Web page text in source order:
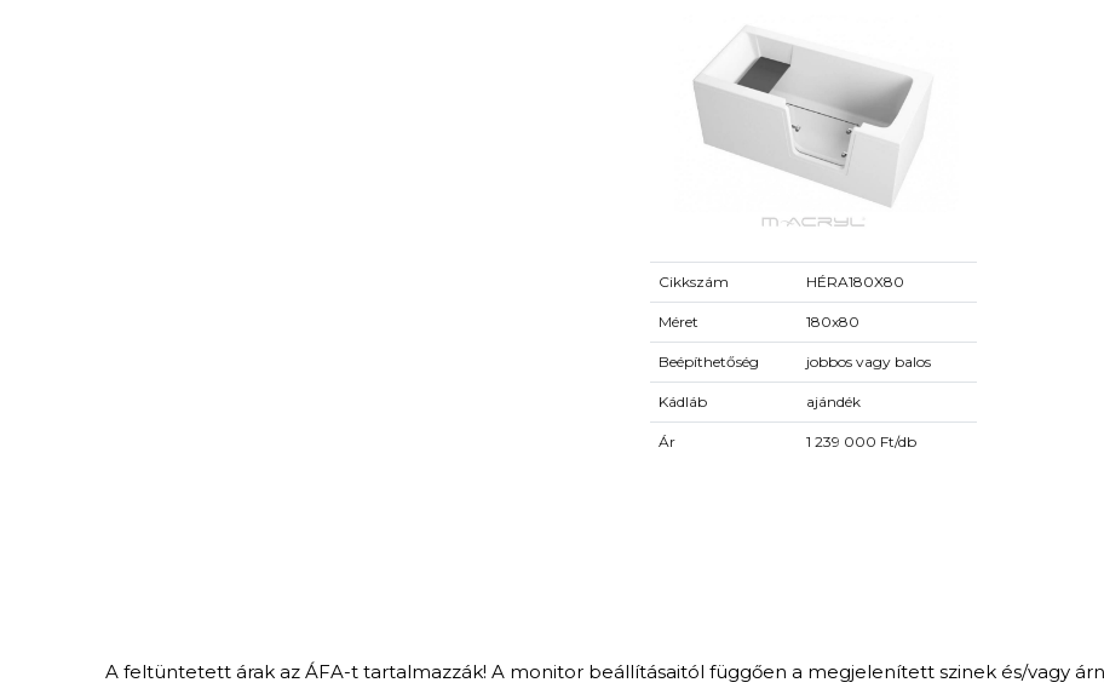
Cikkszám HÉRA180X80
Méret 180x80
Beépíthetőség jobbos vagy balos
Kádláb ajándék
Ár 1 239 000 Ft/db
A feltüntetett árak az ÁFA-t tartalmazzák! A monitor beállításaitól függően a megjelenített szinek és/vagy